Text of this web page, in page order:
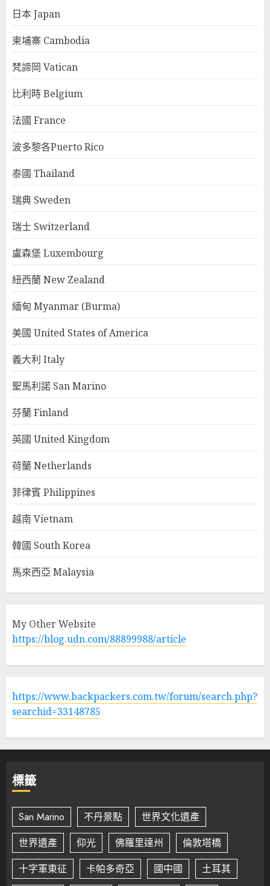
日本 Japan
柬埔寨 Cambodia
梵諦岡 Vatican
比利時 Belgium
法國 France
波多黎各Puerto Rico
泰國 Thailand
瑞典 Sweden
瑞士 Switzerland
盧森堡 Luxembourg
紐西蘭 New Zealand
緬甸 Myanmar (Burma)
美國 United States of America
義大利 Italy
聖馬利諾 San Marino
芬蘭 Finland
英國 United Kingdom
荷蘭 Netherlands
菲律賓 Philippines
越南 Vietnam
韓國 South Korea
馬來西亞 Malaysia
My Other Website
https://blog.udn.com/88899988/article
https://www.backpackers.com.tw/forum/search.php?
searchid=33148785
標籤
San Marino 不丹景點
世界文化遺產
世界遺產
仰光 佛羅里達州
倫敦塔橋
十字軍東征
卡帕多奇亞 國中國 土耳其